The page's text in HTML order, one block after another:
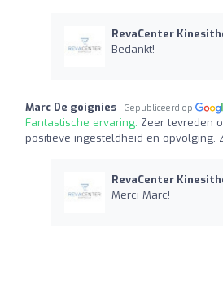
RevaCenter
Bedankt!
Marc De goignies Gepubliceerd op
Fantastische ervaring: Zeer tevreden
positieve ingesteldheid en opvolging.
RevaCenter
Merci Marc!